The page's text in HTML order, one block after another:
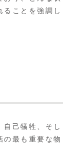
ことを強調し
己犠牲、そし
の最も重要な物